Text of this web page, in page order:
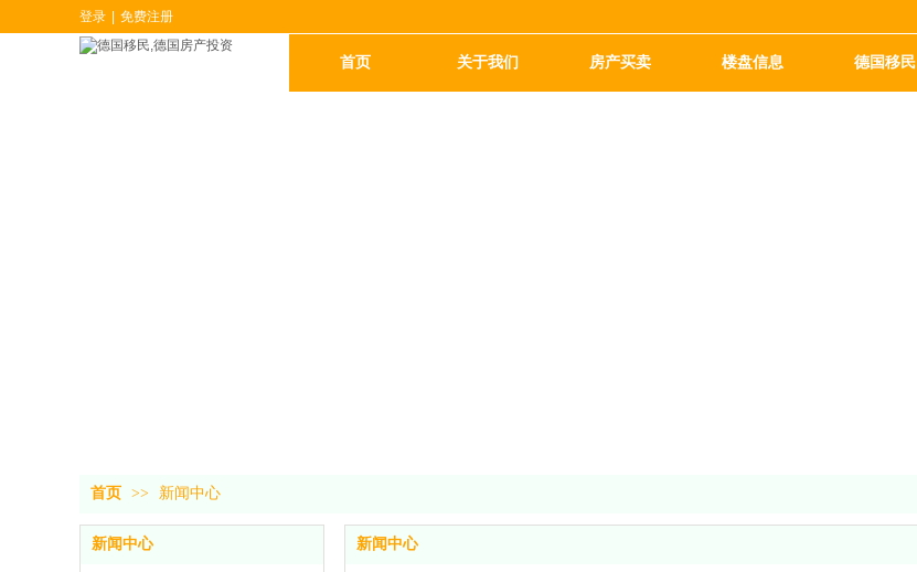
首页 关于我们 房产买卖 楼盘信息 德国移民
登录 免费注册
首页 >> 新闻中心
新闻中心 新闻中心